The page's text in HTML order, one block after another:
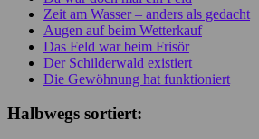
Zeit am Wasser – anders als gedacht
Augen auf beim Wetterkauf
Das Feld war beim Frisör
Der Schilderwald existiert
Die Gewöhnung hat funktioniert
Halbwegs sortiert: